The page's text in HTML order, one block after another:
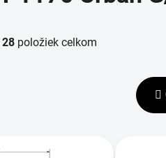
28 položiek celkom